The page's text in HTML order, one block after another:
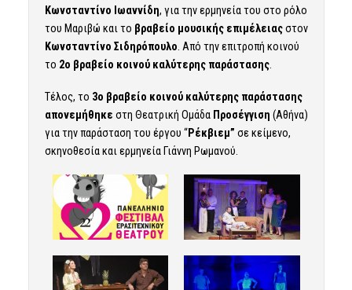
Κωνσταντίνο Ιωαννίδη, για την ερμηνεία του στο ρόλο
του Μαριβώ και το βραβείο μουσικής επιμέλειαςστον
Κωνσταντίνο Σιδηρόπουλο. Από την επιτροπή κοινού
το 2ο βραβείο κοινού καλύτερης παράστασης.
Τέλος, το 3ο βραβείο κοινού καλύτερης παράστασης
απονεμήθηκε στη Θεατρική Ομάδα Προσέγγιση (Αθήνα)
για την παράσταση του έργου “Ρέκβιεμ” σε κείμενο,
σκηνοθεσία και ερμηνεία Γιάννη Ρωμανού.